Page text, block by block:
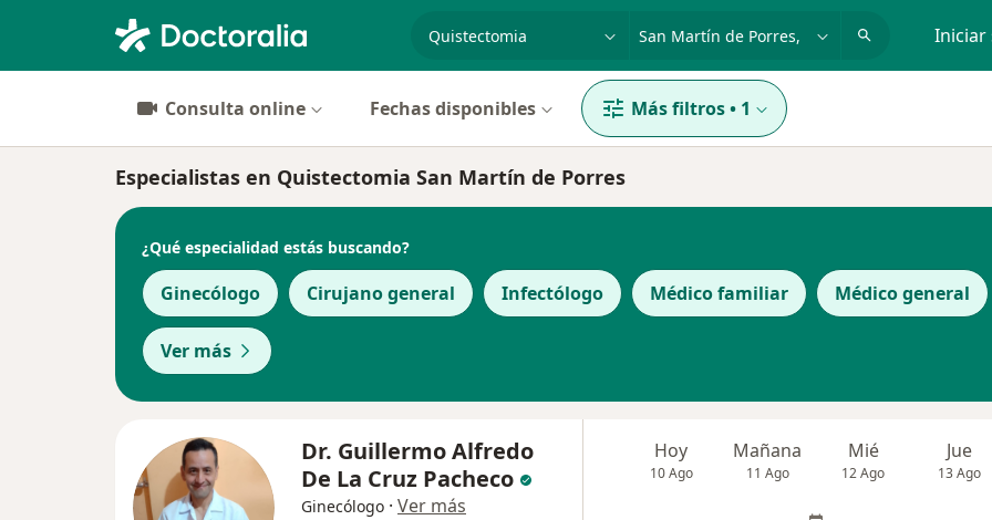
especialidad, enfermedad o nombre
p. ej. Lima Iniciar
Consulta online Fechas disponibles Más filtros• 1
Especialistas en Quistectomia San Martín de Porres
¿Qué especialidad estás buscando?
Ginecólogo Cirujano general Infectólogo Médico familiar Médico general
Ver más
Dr. Guillermo Alfredo
De La Cruz Pacheco
Ginecólogo · Ver más
Hoy
10 Ago
Mañana
11 Ago
Mié
12 Ago
Jue
13 Ago